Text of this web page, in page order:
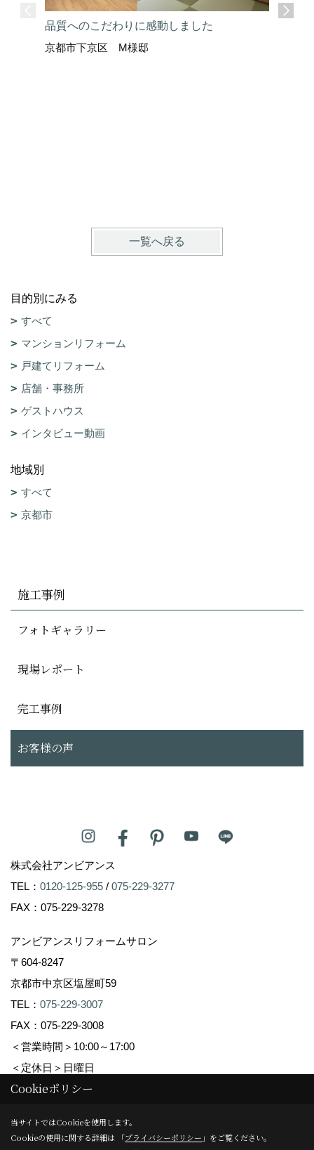
品質へのこだわりに感動しました
京都市下京区 M様邸
一覧へ戻る
目的別にみる
すべて
マンションリフォーム
戸建てリフォーム
店舗・事務所
ゲストハウス
インタビュー動画
地域別
すべて
京都市
施工事例
フォトギャラリー
現場レポート
完工事例
お客様の声
株式会社アンビアンス
TEL： 0120-125-955 / 075-229-3277
FAX：075-229-3278
アンビアンスリフォームサロン
〒604-8247
京都市中京区塩屋町59
TEL： 075-229-3007
FAX：075-229-3008
＜営業時間＞10:00～17:00
＜定休日＞日曜日
Copyright (c) Ambiance Co.,Ltd. All Rights Reserved.
Produced byゴデスクリエイト
Cookieポリシー
当サイトではCookieを使用します。
Cookieの使用に関する詳細は 「プライバシーポリシー 」をご覧ください。